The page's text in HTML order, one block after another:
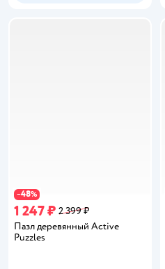
−48%
1 247 ₽ 2 399 ₽
Пазл деревянный Active
Puzzles